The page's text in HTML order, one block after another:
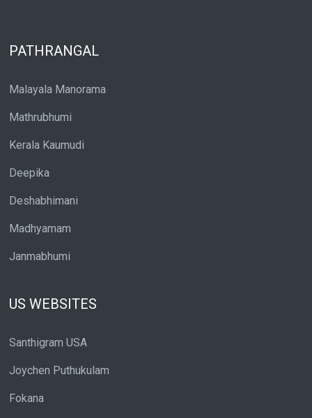
PATHRANGAL
Malayala Manorama
Mathrubhumi
Kerala Kaumudi
Deepika
Deshabhimani
Madhyamam
Janmabhumi
US WEBSITES
Santhigram USA
Joychen Puthukulam
Fokana